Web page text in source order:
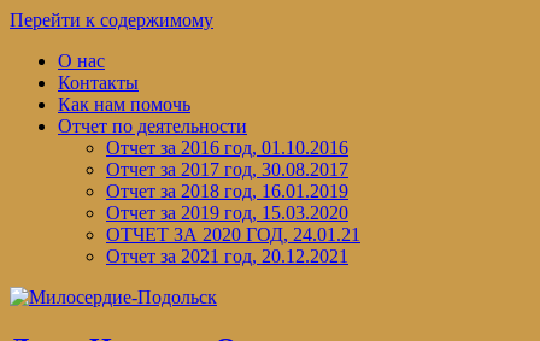
Перейти к содержимому
О нас
Контакты
Как нам помочь
Отчет по деятельности
Отчет за 2016 год, 01.10.2016
Отчет за 2017 год, 30.08.2017
Отчет за 2018 год, 16.01.2019
Отчет за 2019 год, 15.03.2020
ОТЧЕТ ЗА 2020 ГОД, 24.01.21
Отчет за 2021 год, 20.12.2021